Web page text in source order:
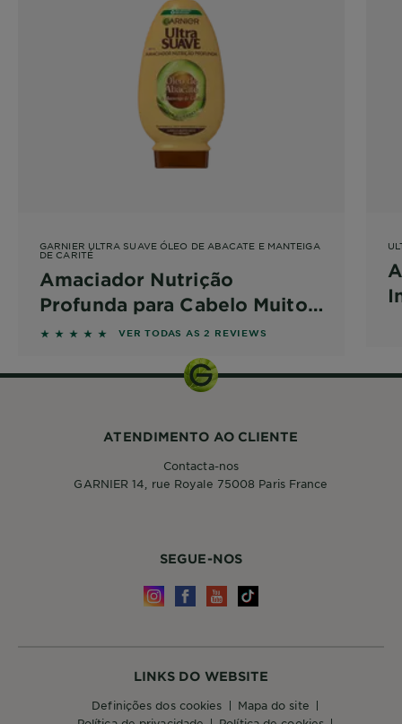
GARNIER ULTRA SUAVE ÓLEO DE ABACATE E MANTEIGA
DE CARITÉ
Amaciador Nutrição
Profunda para Cabelo Muito
Seco ou Frisado
5 out of 5 stars based on reviews
VER TODAS AS 2 REVIEWS
LINKS DO WEBSITE
definições dos cookies
mapa do site
SEGUE-NOS
ATENDIMENTO AO CLIENTE
Contacta-nos
GARNIER 14, rue Royale 75008 Paris France